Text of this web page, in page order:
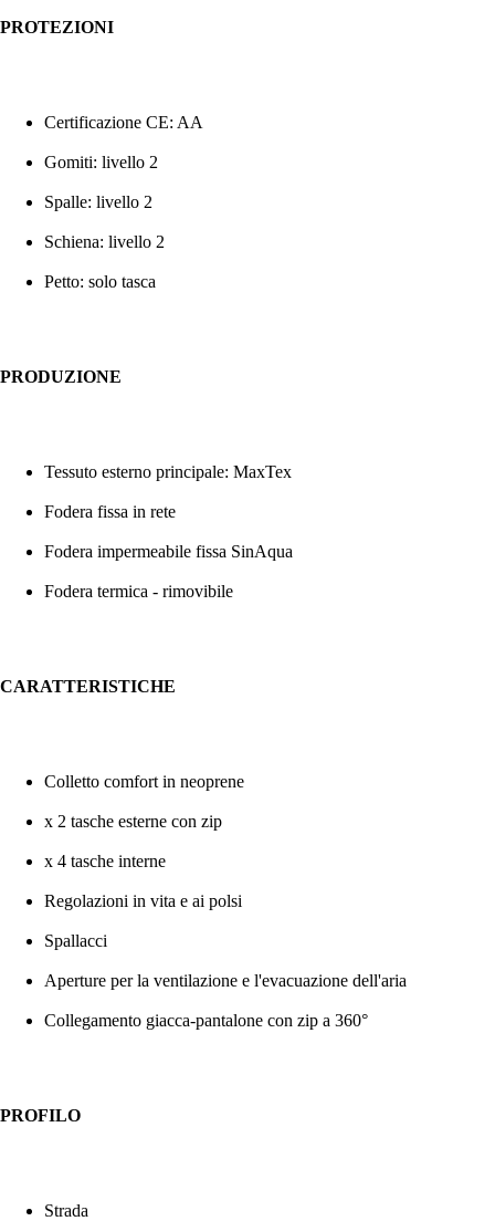
PROTEZIONI
Certificazione CE: AA
Gomiti: livello 2
Spalle: livello 2
Schiena: livello 2
Petto: solo tasca
PRODUZIONE
Tessuto esterno principale: MaxTex
Fodera fissa in rete
Fodera impermeabile fissa SinAqua
Fodera termica - rimovibile
CARATTERISTICHE
Colletto comfort in neoprene
x 2 tasche esterne con zip
x 4 tasche interne
Regolazioni in vita e ai polsi
Spallacci
Aperture per la ventilazione e l'evacuazione dell'aria
Collegamento giacca-pantalone con zip a 360°
PROFILO
Strada